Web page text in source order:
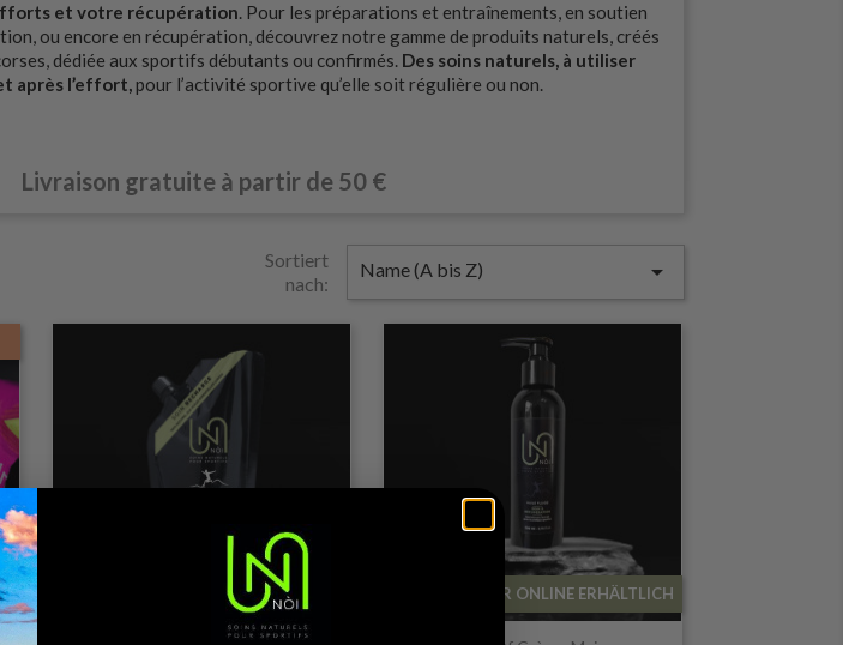
et votre récupération. Pour les préparations et entraînements, en soutien
ou encore en récupération, découvrez notre gamme de produits naturels, créés
dédiée aux sportifs débutants ou confirmés.Des soins naturels, à utiliser
après l’effort,pour l’activité sportive qu’elle soit régulière ou non.
Livraison gratuite à partir de 50 €
Sortiert
nach:
Name (A bis Z) 
NUR ONLINE ERHÄLTLICH NUR ONLINE ERHÄLTLICH